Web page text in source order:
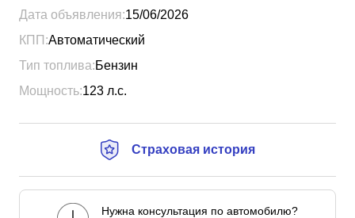
Дата объявления:15/06/2026
КПП:Автоматический
Тип топлива:Бензин
Мощность:123 л.с.
Страховая история
Нужна консультация по автомобилю?